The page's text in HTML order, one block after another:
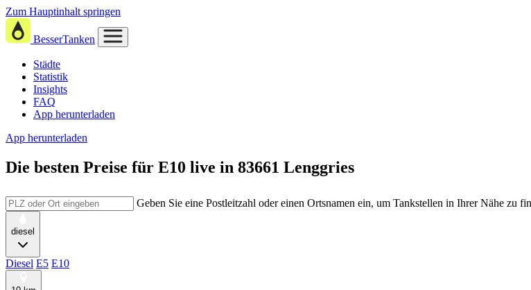
Zum Hauptinhalt springen
BesserTanken
Städte
Statistik
Insights
FAQ
App herunterladen
App herunterladen
Die besten Preise für E10 live in 83661 Lenggries
Geben Sie eine Postleitzahl oder einen Ortsnamen ein, um Tankstellen in Ihrer Nähe zu
diesel
Diesel E5 E10